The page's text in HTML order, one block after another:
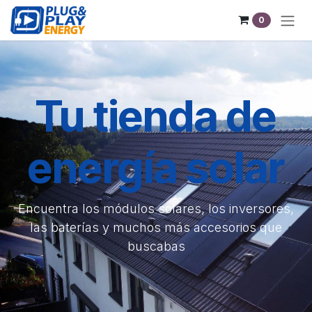
Pular para o conteúdo
0
Tu tienda de
energía solar
Encuentra los módulos solares, los inversores,
las baterías y muchos más accesorios que
buscabas